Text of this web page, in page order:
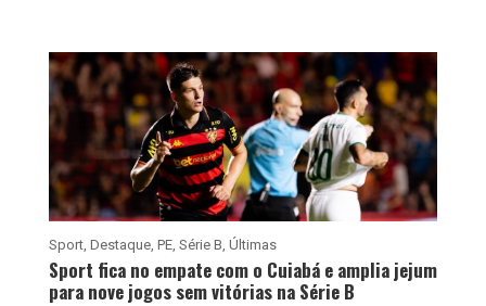
Sport, Destaque, PE, Série B Últimas
Sport fica no empate com o Cuiabá e amplia jejum
para nove jogos sem vitórias na Série B